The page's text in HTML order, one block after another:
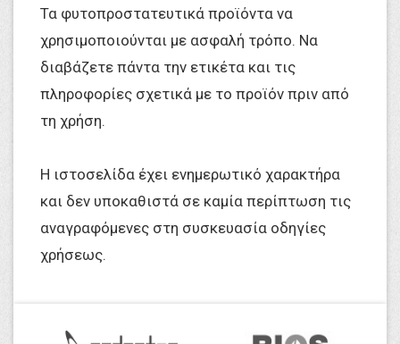
Τα φυτοπροστατευτικά προϊόντα να
χρησιμοποιούνται με ασφαλή τρόπο. Να
διαβάζετε πάντα την ετικέτα και τις
πληροφορίες σχετικά με το προϊόν πριν από
τη χρήση.
Η ιστοσελίδα έχει ενημερωτικό χαρακτήρα
και δεν υποκαθιστά σε καμία περίπτωση τις
αναγραφόμενες στη συσκευασία οδηγίες
χρήσεως.